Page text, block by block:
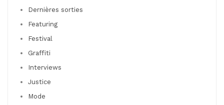
Dernières sorties
Featuring
Festival
Graffiti
Interviews
Justice
Mode